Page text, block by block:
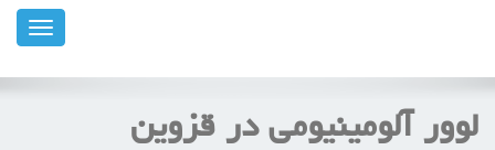
ناوبری
لوور آلومينيومي در قزوين